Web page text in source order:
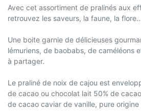
Avec cet assortiment de pralinés aux
retrouvez les saveurs, la faune, la
Une boite garnie de délicieuses
lémuriens, de baobabs, de caméléons
à partager.
Le praliné de noix de cajou est
de cacao ou chocolat lait 50% de
de cacao caviar de vanille, pure origine